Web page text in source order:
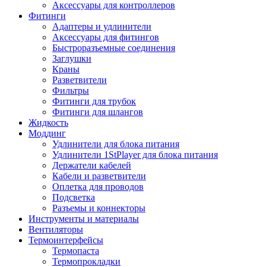
Аксессуары для контроллеров
Фитинги
Адаптеры и удлинители
Аксессуары для фитингов
Быстроразъемные соединения
Заглушки
Краны
Разветвители
Фильтры
Фитинги для трубок
Фитинги для шлангов
Жидкость
Моддинг
Удлинители для блока питания
Удлинители 1StPlayer для блока питания
Держатели кабелей
Кабели и разветвители
Оплетка для проводов
Подсветка
Разъемы и коннекторы
Инструменты и материалы
Вентиляторы
Термоинтерфейсы
Термопаста
Термопрокладки